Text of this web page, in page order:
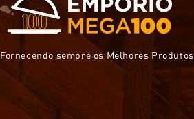
Fornecendo sempre os Melhores